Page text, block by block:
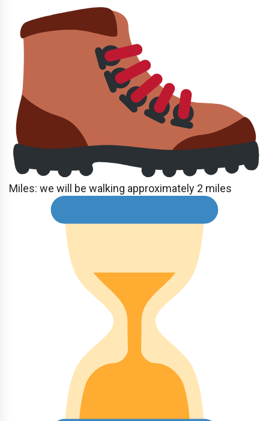
Miles: we will be walking approximately 2 miles